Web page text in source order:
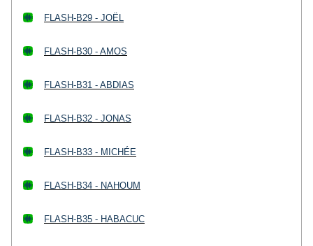
FLASH-B29 - JOËL
FLASH-B30 - AMOS
FLASH-B31 - ABDIAS
FLASH-B32 - JONAS
FLASH-B33 - MICHÉE
FLASH-B34 - NAHOUM
FLASH-B35 - HABACUC